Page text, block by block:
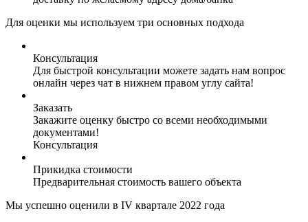
Для оценки мы используем три основных подхода
Консультация
Для быстрой консультации можете задать нам вопрос
онлайн через чат в нижнем правом углу сайта!
Заказать
Закажите оценку быстро со всеми необходимыми
документами!
Консультация
Прикидка стоимости
Предварительная стоимость вашего объекта
Мы успешно оценили в IV квартале 2022 года